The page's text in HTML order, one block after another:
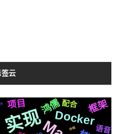
云
实现 Docker
框架
鸿儒
项目 配合
语音
协程